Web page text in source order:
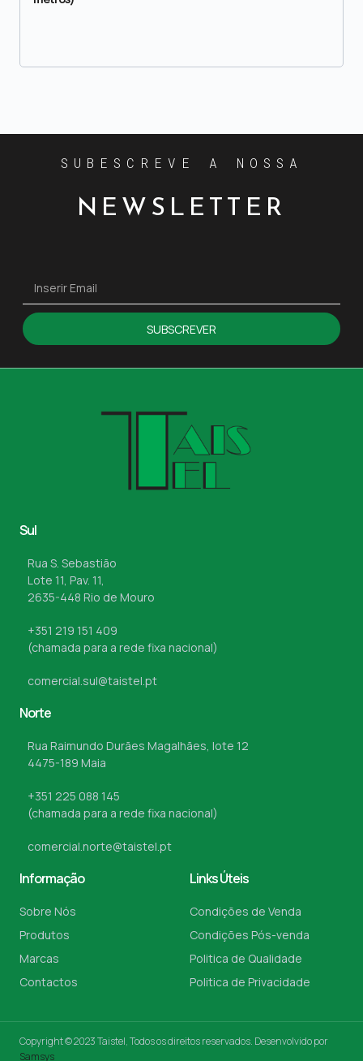
SUBESCREVE A NOSSA
NEWSLETTER
SUBSCREVER
Sul
Rua S. Sebastião
Lote 11, Pav. 11,
2635-448 Rio de Mouro
+351 219 151 409
(chamada para a rede fixa nacional)
comercial.sul@taistel.pt
Norte
Rua Raimundo Durães Magalhães, lote 12
4475-189 Maia
+351 225 088 145
(chamada para a rede fixa nacional)
comercial.norte@taistel.pt
Informação
Sobre Nós
Produtos
Marcas
Contactos
Links Úteis
Condições de Venda
Condições Pós-venda
Politica de Qualidade
Politica de Privacidade
Copyright © 2023 Taistel, Todos os direitos reservados. Desenvolvido por
Samsys